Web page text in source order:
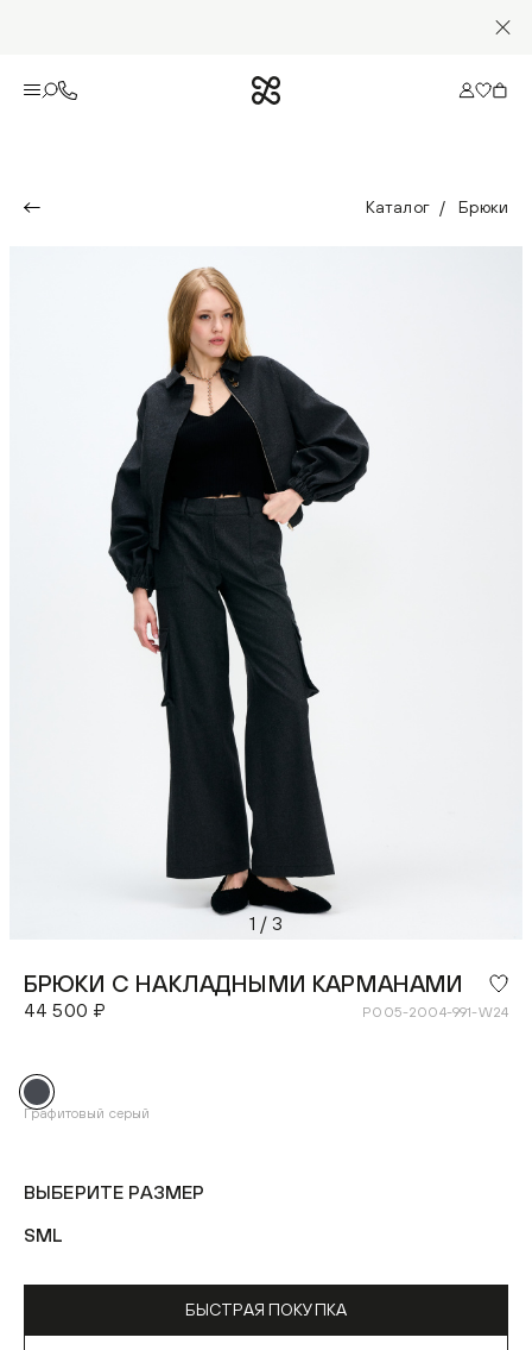
Каталог Брюки
1 /3
БРЮКИ С НАКЛАДНЫМИ КАРМАНАМИ
44 500 ₽ P005-2004-991-W24
Графитовый серый
ВЫБЕРИТЕ РАЗМЕР
SML
БЫСТРАЯ ПОКУПКА